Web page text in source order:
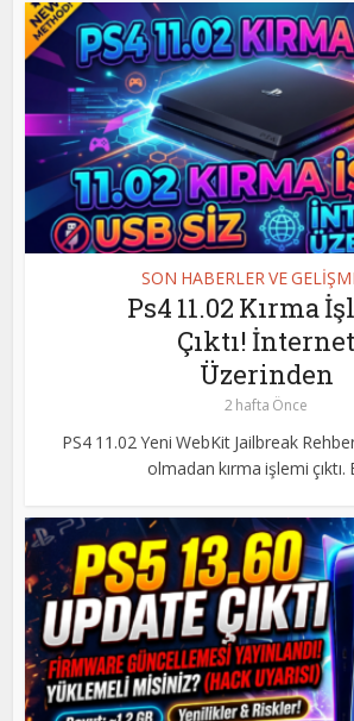
SON HABERLER VE
Ps4 11.02 Kırma
Çıktı! İnternet
Üzerinden
2 hafta Önce
PS4 11.02 Yeni WebKit Jailbreak
olmadan kırma işlemi çıktı.